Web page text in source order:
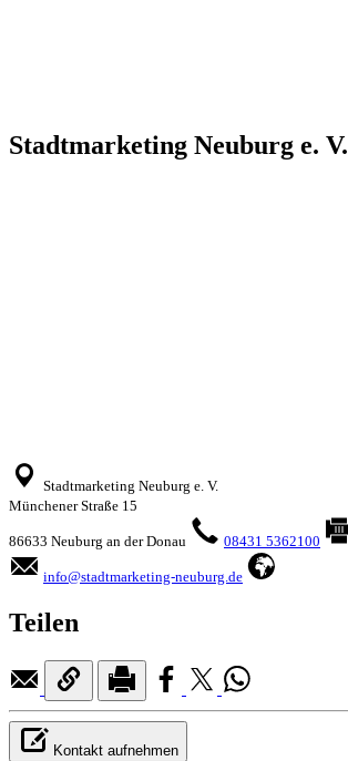
Stadtmarketing Neuburg e. V.
Stadtmarketing Neuburg e. V.
Münchener Straße 15
86633 Neuburg an der Donau 08431 5362100
info@stadtmarketing-neuburg.de
Teilen
Kontakt aufnehmen